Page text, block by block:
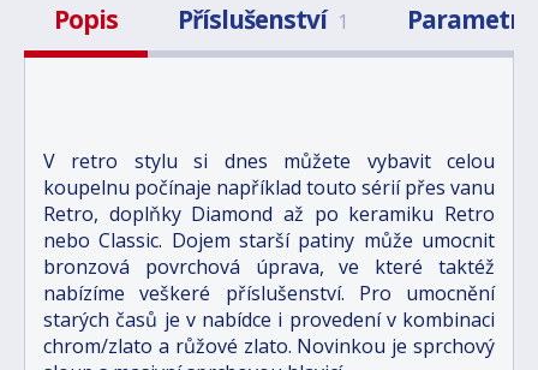
Popis Příslušenství 1 Parametry
V retro stylu si dnes můžete vybavit celou
koupelnu počínaje například touto sérií přes vanu
Retro, doplňky Diamond až po keramiku Retro
nebo Classic. Dojem starší patiny může umocnit
bronzová povrchová úprava, ve které taktéž
nabízíme veškeré příslušenství. Pro umocnění
starých časů je v nabídce i provedení v kombinaci
chrom/zlato a růžové zlato. Novinkou je sprchový